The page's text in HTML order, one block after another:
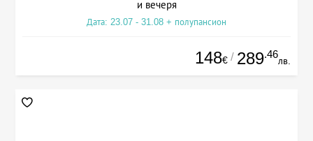
и вечеря
Дата: 23.07 - 31.08 + полупансион
148€ / 289.46
лв.